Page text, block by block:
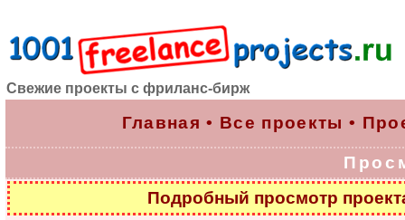
Свежие проекты с фриланс-бирж
Главная • Все проекты •
Подробный просмотр